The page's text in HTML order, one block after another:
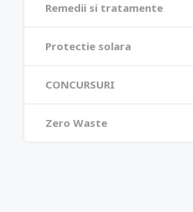
Remedii si tratamente
Protectie solara
CONCURSURI
Zero Waste